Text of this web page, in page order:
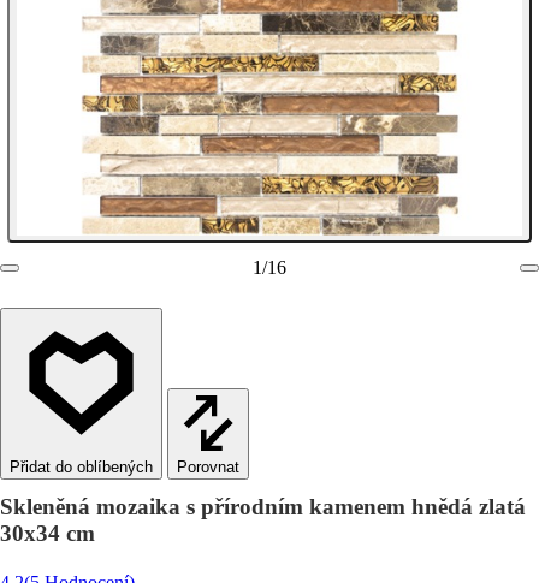
1/16
Porovnat
Skleněná mozaika s přírodním kamenem hnědá zlatá
30x34 cm